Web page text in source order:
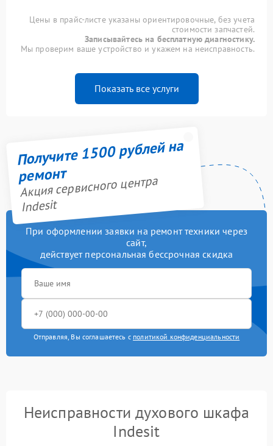
Цены в прайс-листе указаны ориентировочные, без учета
стоимости запчастей.
Записывайтесь на бесплатную диагностику.
Мы проверим ваше устройство и укажем на неисправность.
Показать все услуги
Получите 1500 рублей на
ремонт
Акция сервисного центра
Indesit
При оформлении заявки на ремонт техники через
сайт,
действует персональная бессрочная скидка
Отправляя, Вы соглашаетесь с политикой конфиденциальности
Неисправности духового шкафа
Indesit